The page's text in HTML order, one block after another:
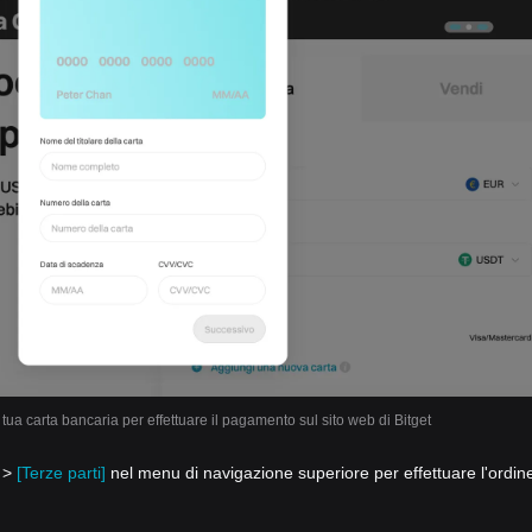
tua carta bancaria per effettuare il pagamento sul sito web di Bitget
[Terze parti] nel menu di navigazione superiore per effettuare